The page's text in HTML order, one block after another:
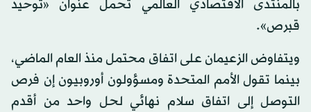
بالمنتدى الاقتصادي العالمي تحمل عنوان «توحيد
قبرص».
ويتفاوض الزعيمان على اتفاق محتمل منذ العام الماضي،
بينما تقول الأمم المتحدة ومسؤولون أوروبيون إن فرص
التوصل إلى اتفاق سلام نهائي لحل واحد من أقدم